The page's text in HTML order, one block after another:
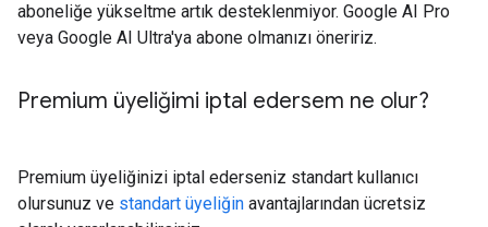
aboneliğe yükseltme artık desteklenmiyor. Google AI Pro
veya Google AI Ultra'ya abone olmanızı öneririz.
Premium üyeliğimi iptal edersem ne olur?
Premium üyeliğinizi iptal ederseniz standart kullanıcı
olursunuz ve standart üyeliğin avantajlarından ücretsiz